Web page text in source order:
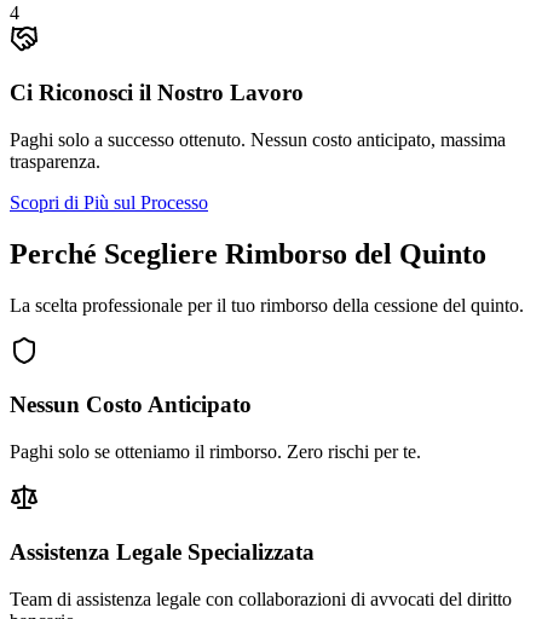
4
Ci Riconosci il Nostro Lavoro
Paghi solo a successo ottenuto. Nessun costo anticipato, massima
trasparenza.
Scopri di Più sul Processo
Perché Scegliere Rimborso del Quinto
La scelta professionale per il tuo rimborso della cessione del quinto.
Nessun Costo Anticipato
Paghi solo se otteniamo il rimborso. Zero rischi per te.
Assistenza Legale Specializzata
Team di assistenza legale con collaborazioni di avvocati del diritto